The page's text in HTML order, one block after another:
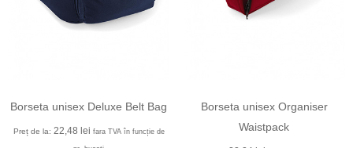
Borseta unisex Deluxe Belt Bag
Preț de la: 22,48 lei fara TVA în funcție de
Borseta unisex Organiser
Waistpack